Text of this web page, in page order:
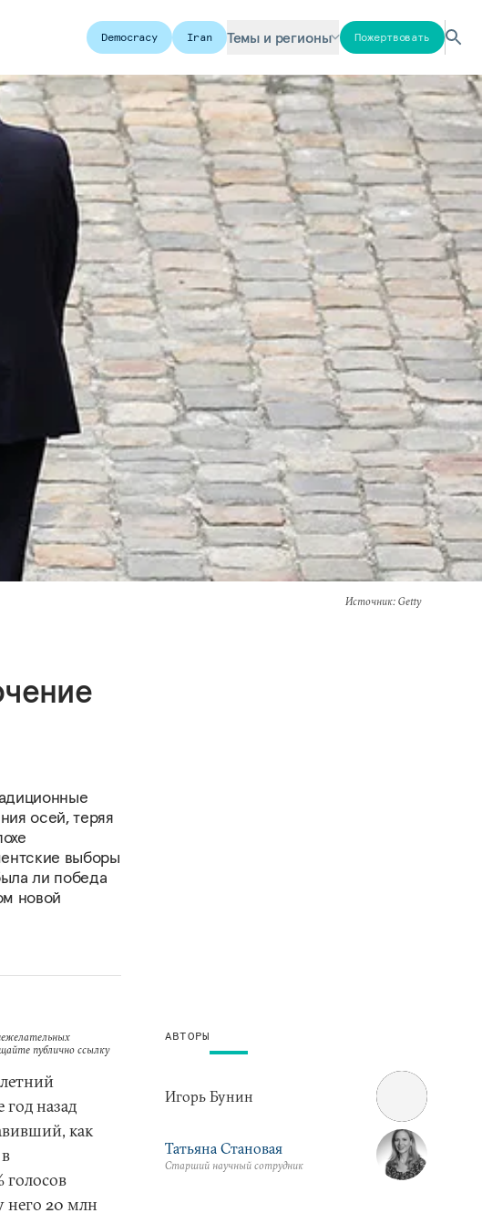
Democracy Iran Темы и регионы Пожертвовать
Источник: Getty
осей, теряя
выборы
ли победа
новой
публично ссылку
назад
как
голосов
него 20 млн
АВТОРЫ
Игорь Бунин
Татьяна Становая
Старший научный сотрудник